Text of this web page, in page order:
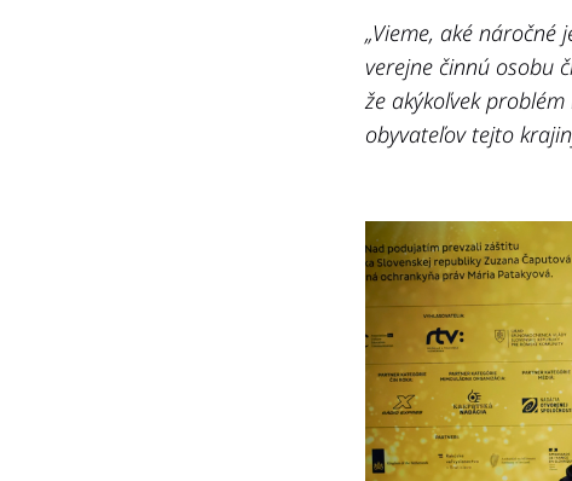
„Vieme, aké
verejne činnú osobu
že akýkoľvek
obyvateľov tejto